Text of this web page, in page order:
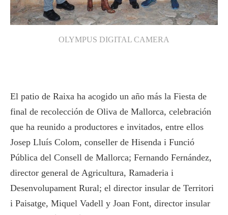
OLYMPUS DIGITAL CAMERA
El patio de Raixa ha acogido un año más la Fiesta de
final de recolección de Oliva de Mallorca, celebración
que ha reunido a productores e invitados, entre ellos
Josep Lluís Colom, conseller de Hisenda i Funció
Pública del Consell de Mallorca; Fernando Fernández,
director general de Agricultura, Ramaderia i
Desenvolupament Rural; el director insular de Territori
i Paisatge, Miquel Vadell y Joan Font, director insular